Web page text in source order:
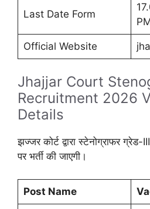
Last Date Form
Official Website
Jhajjar Court
Recruitment 2026
Details
झज्जर कोर्ट द्वारा स्टेनोग्राफर
पर भर्ती की जाएगी।
Post Name